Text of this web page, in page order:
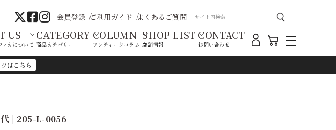
はこちら
会員登録 ご利用ガイド よくあるご質問
US
ィカについて
CATEGORY
商品カテゴリー
COLUMN
アンティークコラム
SHOP LIST
店舗情報
CONTACT
お問い合わせ
| 205-L-0056